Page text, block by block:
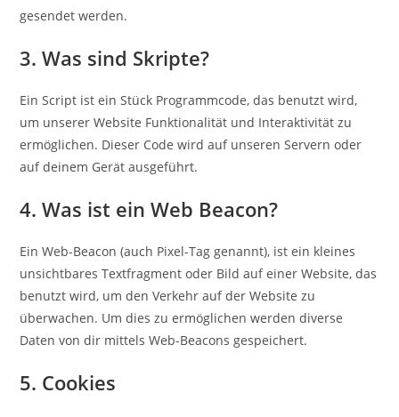
gesendet werden.
3. Was sind Skripte?
Ein Script ist ein Stück Programmcode, das benutzt wird,
um unserer Website Funktionalität und Interaktivität zu
ermöglichen. Dieser Code wird auf unseren Servern oder
auf deinem Gerät ausgeführt.
4. Was ist ein Web Beacon?
Ein Web-Beacon (auch Pixel-Tag genannt), ist ein kleines
unsichtbares Textfragment oder Bild auf einer Website, das
benutzt wird, um den Verkehr auf der Website zu
überwachen. Um dies zu ermöglichen werden diverse
Daten von dir mittels Web-Beacons gespeichert.
5. Cookies